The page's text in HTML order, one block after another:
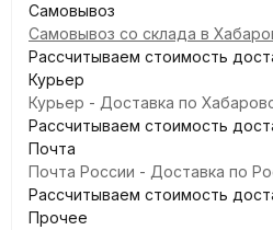
Самовывоз
Самовывоз со склада в
Рассчитываем стоимость
Курьер
Курьер - Доставка по
Рассчитываем стоимость
Почта
Почта России - Доставка по
Рассчитываем стоимость
Прочее